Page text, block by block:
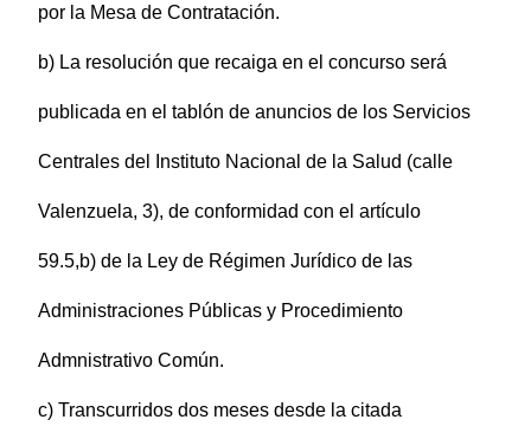
por la Mesa de Contratación.
b) La resolución que recaiga en el concurso será
publicada en el tablón de anuncios de los Servicios
Centrales del Instituto Nacional de la Salud (calle
Valenzuela, 3), de conformidad con el artículo
59.5,b) de la Ley de Régimen Jurídico de las
Administraciones Públicas y Procedimiento
Admnistrativo Común.
c) Transcurridos dos meses desde la citada